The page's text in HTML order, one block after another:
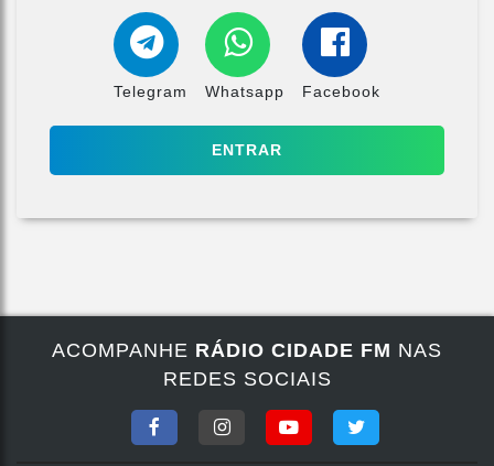
Telegram Whatsapp Facebook
ENTRAR
ACOMPANHE RÁDIO CIDADE FM NAS
REDES SOCIAIS